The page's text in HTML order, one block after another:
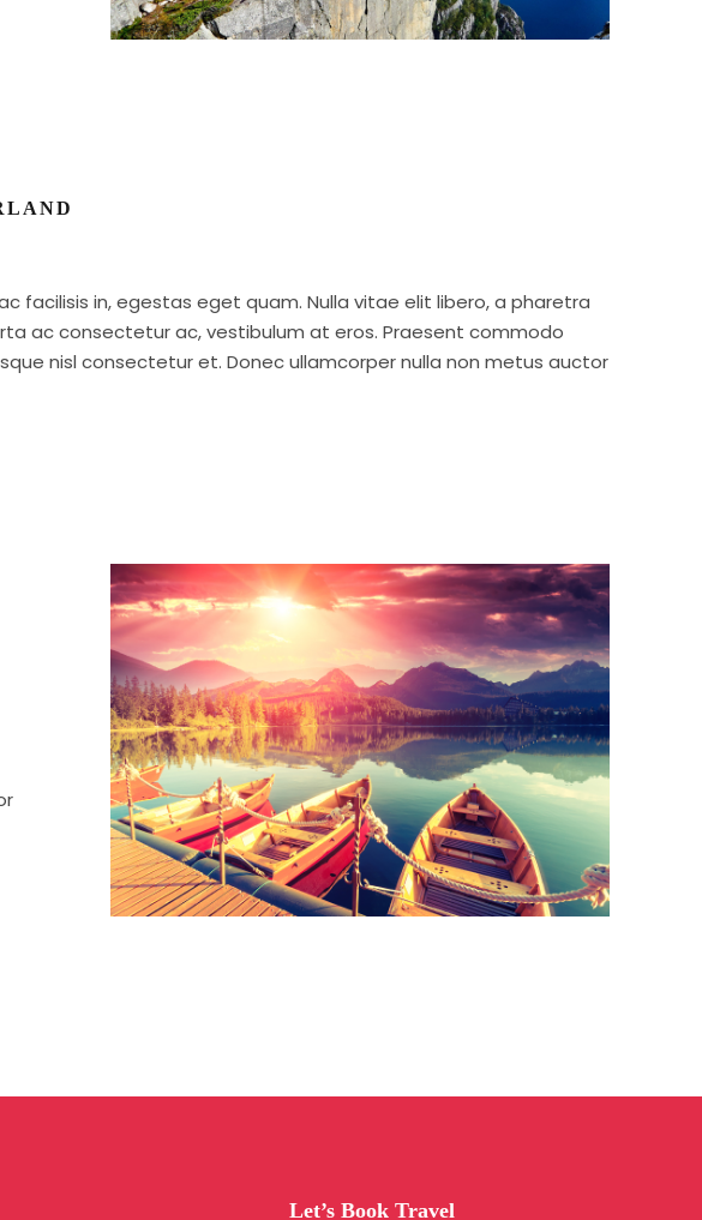
facilisis in, egestas eget quam. Nulla vitae elit libero, a pharetra
ac consectetur ac, vestibulum at eros. Praesent commodo
nisl consectetur et. Donec ullamcorper nulla non metus auctor
Let’s Book Travel